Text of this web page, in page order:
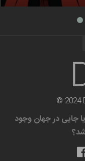
© 2024
جایی در جهان وجود